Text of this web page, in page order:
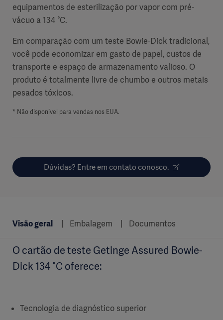
equipamentos de esterilização por vapor com pré-
vácuo a 134 °C.
Em comparação com um teste Bowie-Dick tradicional,
você pode economizar em gasto de papel, custos de
transporte e espaço de armazenamento valioso. O
produto é totalmente livre de chumbo e outros metais
pesados tóxicos.
* Não disponível para vendas nos EUA.
Dúvidas? Entre em contato conosco.
Visão geral Embalagem Documentos
O cartão de teste Getinge Assured Bowie-
Dick 134 °C oferece:
Tecnologia de diagnóstico superior